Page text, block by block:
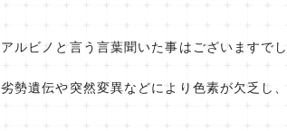
アルビノと言う言葉聞いた事はございますで
劣勢遺伝や突然変異などにより色素が欠乏し